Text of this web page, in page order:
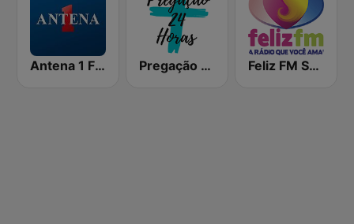
Antena 1 FM Pregação 24 Horas Feliz FM São Paulo